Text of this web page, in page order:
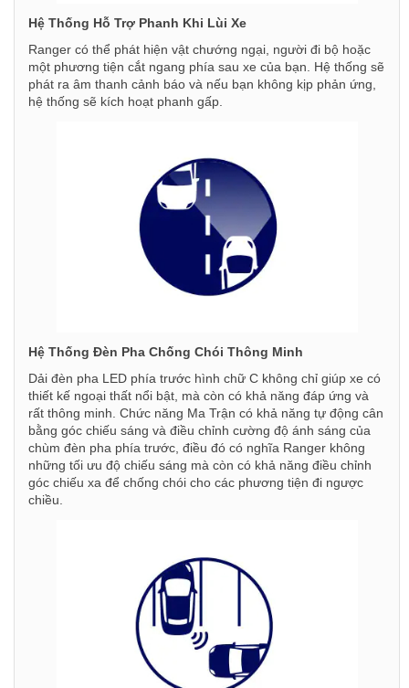
Hệ Thống Hỗ Trợ Phanh Khi Lùi Xe
Ranger có thể phát hiện vật chướng ngại, người đi bộ hoặc
một phương tiện cắt ngang phía sau xe của bạn. Hệ thống sẽ
phát ra âm thanh cảnh báo và nếu bạn không kịp phản ứng,
hệ thống sẽ kích hoạt phanh gấp.
Hệ Thống Đèn Pha Chống Chói Thông Minh
Dải đèn pha LED phía trước hình chữ C không chỉ giúp xe có
thiết kế ngoại thất nổi bật, mà còn có khả năng đáp ứng và
rất thông minh. Chức năng Ma Trận có khả năng tự động cân
bằng góc chiếu sáng và điều chỉnh cường độ ánh sáng của
chùm đèn pha phía trước, điều đó có nghĩa Ranger không
những tối ưu độ chiếu sáng mà còn có khả năng điều chỉnh
góc chiếu xa để chống chói cho các phương tiện đi ngược
chiều.